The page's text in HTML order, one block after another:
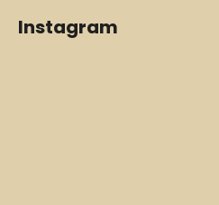
Instagram